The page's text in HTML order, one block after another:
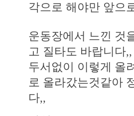
각으로 해야만 앞으
운동장에서 느낀 것
고 질타도 바랍니다,,
두서없이 이렇게 올
로 올라갔는것같아
다,,